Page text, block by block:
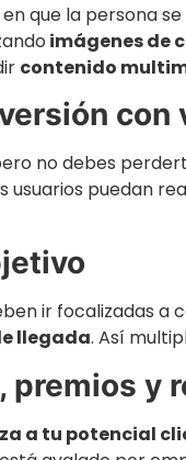
que la persona
imágenes de
contenido
con
no debes
puedan
ir focalizadas
llegada. Así
premios y
a tu potencial